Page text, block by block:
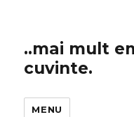
..mai mult
cuvinte.
MENU